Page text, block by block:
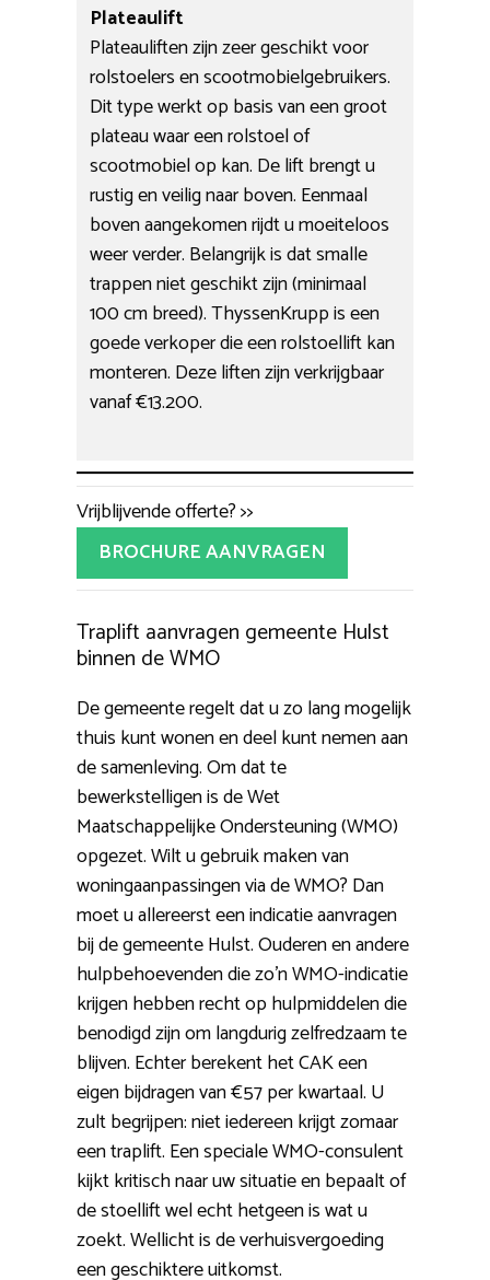
Plateaulift
Plateauliften zijn zeer geschikt voor
rolstoelers en scootmobielgebruikers.
Dit type werkt op basis van een groot
plateau waar een rolstoel of
scootmobiel op kan. De lift brengt u
rustig en veilig naar boven. Eenmaal
boven aangekomen rijdt u moeiteloos
weer verder. Belangrijk is dat smalle
trappen niet geschikt zijn (minimaal
100 cm breed). ThyssenKrupp is een
goede verkoper die een rolstoellift kan
monteren. Deze liften zijn verkrijgbaar
vanaf €13.200.
Vrijblijvende offerte? >>
BROCHURE AANVRAGEN
Traplift aanvragen gemeente Hulst
binnen de WMO
De gemeente regelt dat u zo lang mogelijk
thuis kunt wonen en deel kunt nemen aan
de samenleving. Om dat te
bewerkstelligen is de Wet
Maatschappelijke Ondersteuning (WMO)
opgezet. Wilt u gebruik maken van
woningaanpassingen via de WMO? Dan
moet u allereerst een indicatie aanvragen
bij de gemeente Hulst. Ouderen en andere
hulpbehoevenden die zo’n WMO-indicatie
krijgen hebben recht op hulpmiddelen die
benodigd zijn om langdurig zelfredzaam te
blijven. Echter berekent het CAK een
eigen bijdragen van €57 per kwartaal. U
zult begrijpen: niet iedereen krijgt zomaar
een traplift. Een speciale WMO-consulent
kijkt kritisch naar uw situatie en bepaalt of
de stoellift wel echt hetgeen is wat u
zoekt. Wellicht is de verhuisvergoeding
een geschiktere uitkomst.